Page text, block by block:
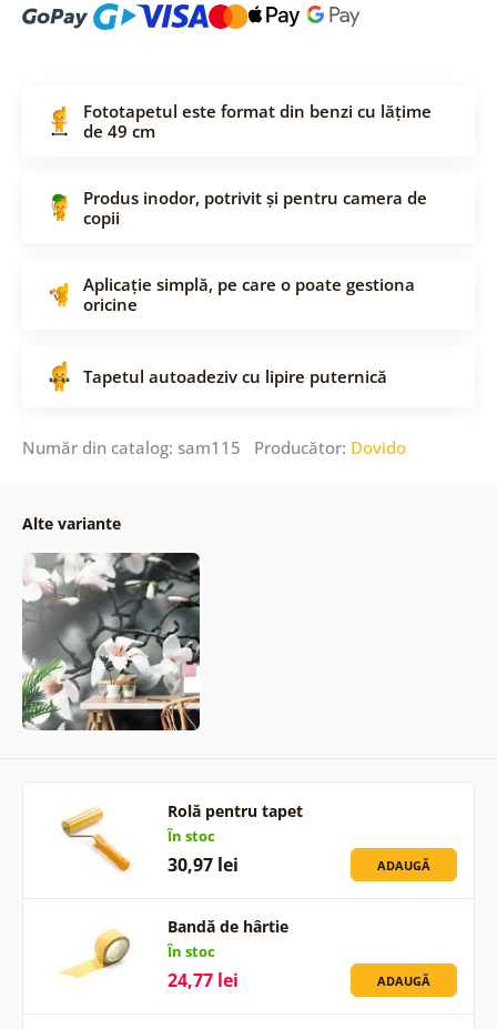
Fototapetul este format din benzi cu lățime
de 49 cm
Produs inodor, potrivit și pentru camera de
copii
Aplicație simplă, pe care o poate gestiona
oricine
Tapetul autoadeziv cu lipire puternică
Număr din catalog: sam115 Producător: Dovido
Alte variante
Rolă pentru tapet
În stoc
30,97 lei ADAUGĂ
Bandă de hârtie
În stoc
24,77 lei ADAUGĂ